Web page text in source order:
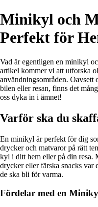
Minikyl och
Perfekt för
Vad är egentligen en minikyl
artikel kommer vi att utforska
användningsområden.
bilen eller resan, finns det
oss dyka in i ämnet!
Varför ska du
En minikyl är perfekt för dig
drycker och matvaror på rätt
kyl i ditt hem eller på din resa.
drycker eller färska snacks var
de ska bli för varma.
Fördelar med en